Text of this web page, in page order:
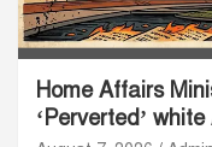
Home Affairs
‘Perverted’